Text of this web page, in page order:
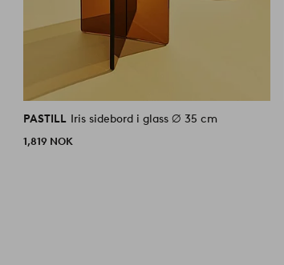
PASTILL Iris sidebord i glass ⌀ 35 cm
1,819 NOK